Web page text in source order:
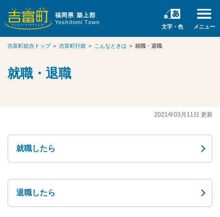
福岡県 築上郡
Yoshitomi Town
文字・色 メニュー
吉富町総合トップ＞ 吉富町行政 ＞ こんなときは ＞ 就職・退職
就職・退職
2021年03月11日 更新
就職したら
退職したら